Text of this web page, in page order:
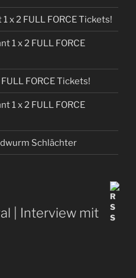
x 2 FULL FORCE Tickets!
1 x 2 FULL FORCE
FORCE Tickets!
1 x 2 FULL FORCE
Schlächter
| Interview mit